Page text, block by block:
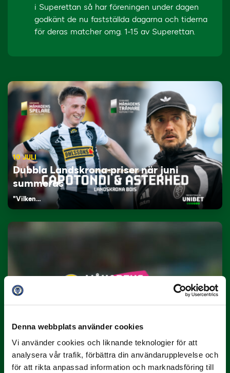
Denna webbplats använder cookies
Vi använder cookies och liknande teknologier för att
analysera vår trafik, förbättra din användarupplevelse och
för att rikta anpassad information och marknadsföring till
i Superettan så har föreningen under dagen
godkänt de nu fastställda dagarna och tiderna
för deras matcher omg. 1-15 av Superettan.
10 JULI
Dubbla Landskrona-priser när juni
summeras
"Vilken…
9 JULI
projektil”
Slog till i…